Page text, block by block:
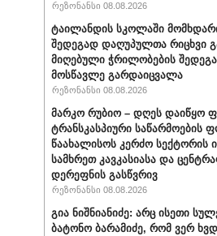
რეზონანსი 08.08.2026
ტაილანდის სკოლაში
შედეგად დაღუპულთა რიცხვი
მიღებული ჭრილობების
მოსწავლე გარდაიცვალა
რეზონანსი 08.08.2026
მარკო რუბიო – დღეს დაიწყო
ტრანსკასპიური საწარმოების
წაახალისოს კერძო სექტორის
სამხრეთ კავკასიასა და
დერეფნის გასწვრივ
რეზონანსი 08.08.2026
გია ნიშნიანიძე: არც ისეთი
ბატონო ბარამიძე, რომ ვერ